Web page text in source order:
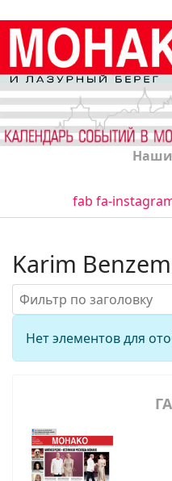
Наши
fab fa-
Karim
Фильтр по заголовку
Информация
Нет элементов для